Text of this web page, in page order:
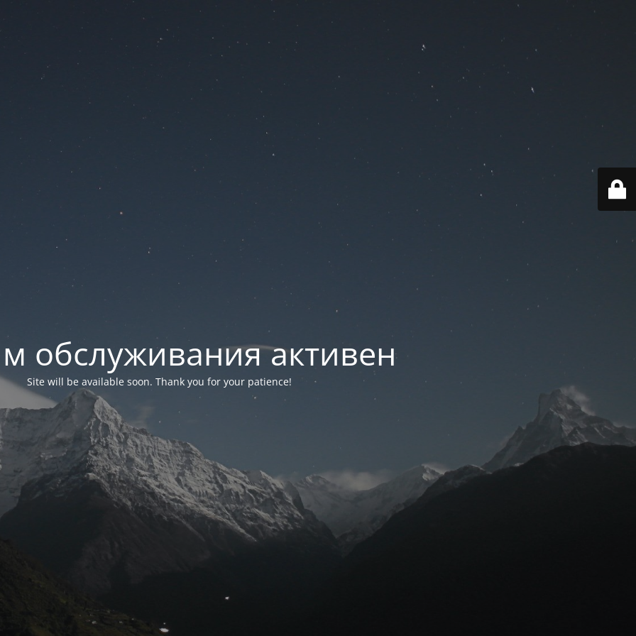
обслуживания активен
Site will be available soon. Thank you for your patience!